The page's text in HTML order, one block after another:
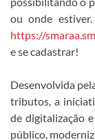
ou onde
https://
e se cadastrar!
Desenvolvida
tributos, a
de digitalização
público,